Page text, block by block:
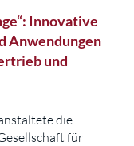
Innovative
Anwendungen
und
die
für